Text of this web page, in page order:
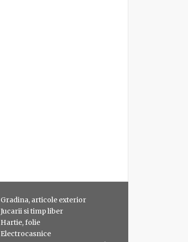
Gradina, articole exterior
Jucarii si timp liber
Hartie, folie
Electrocasnice